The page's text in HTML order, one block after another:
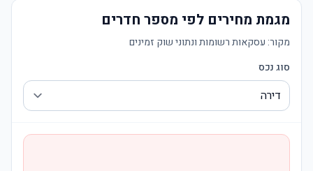
מגמת מחירים לפי מספר חדרים
מקור: עסקאות רשומות ונתוני שוק זמינים
סוג נכס